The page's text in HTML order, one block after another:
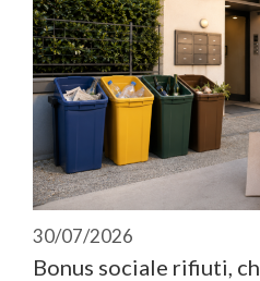
30/07/2026
Bonus sociale rifiuti,